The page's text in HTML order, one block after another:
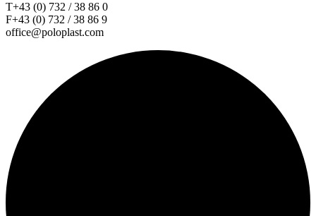
T+43 (0) 732 / 38 86 0
F+43 (0) 732 / 38 86 9
office@poloplast.com